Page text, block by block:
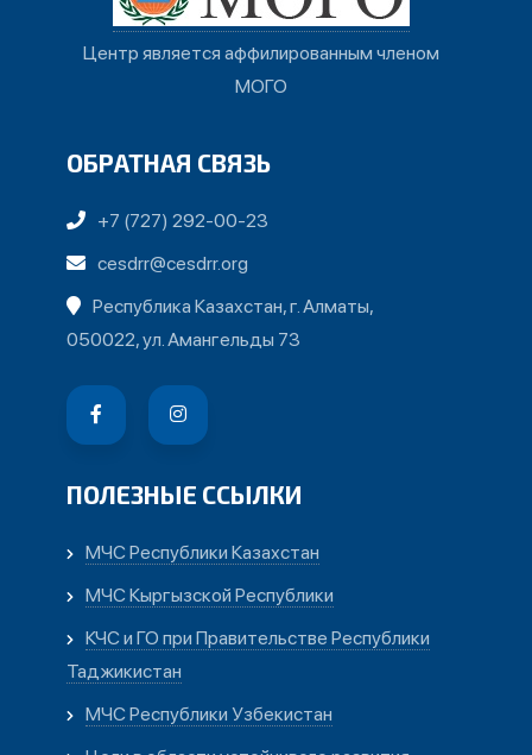
Центр является аффилированным членом
МОГО
ОБРАТНАЯ СВЯЗЬ
+7 (727) 292-00-23
cesdrr@cesdrr.org
Республика Казахстан, г. Алматы,
050022, ул. Амангельды 73
ПОЛЕЗНЫЕ ССЫЛКИ
МЧС Республики Казахстан
МЧС Кыргызской Республики
КЧС и ГО при Правительстве Республики
Таджикистан
МЧС Республики Узбекистан